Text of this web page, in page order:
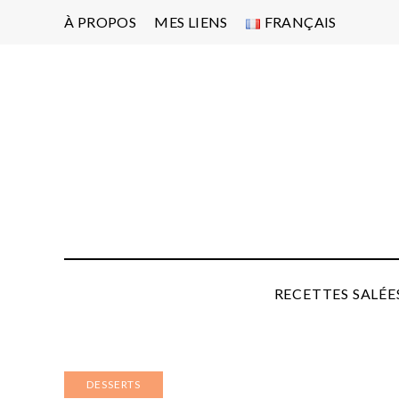
À PROPOS MES LIENS FRANÇAIS
RECETTES
DESSERTS